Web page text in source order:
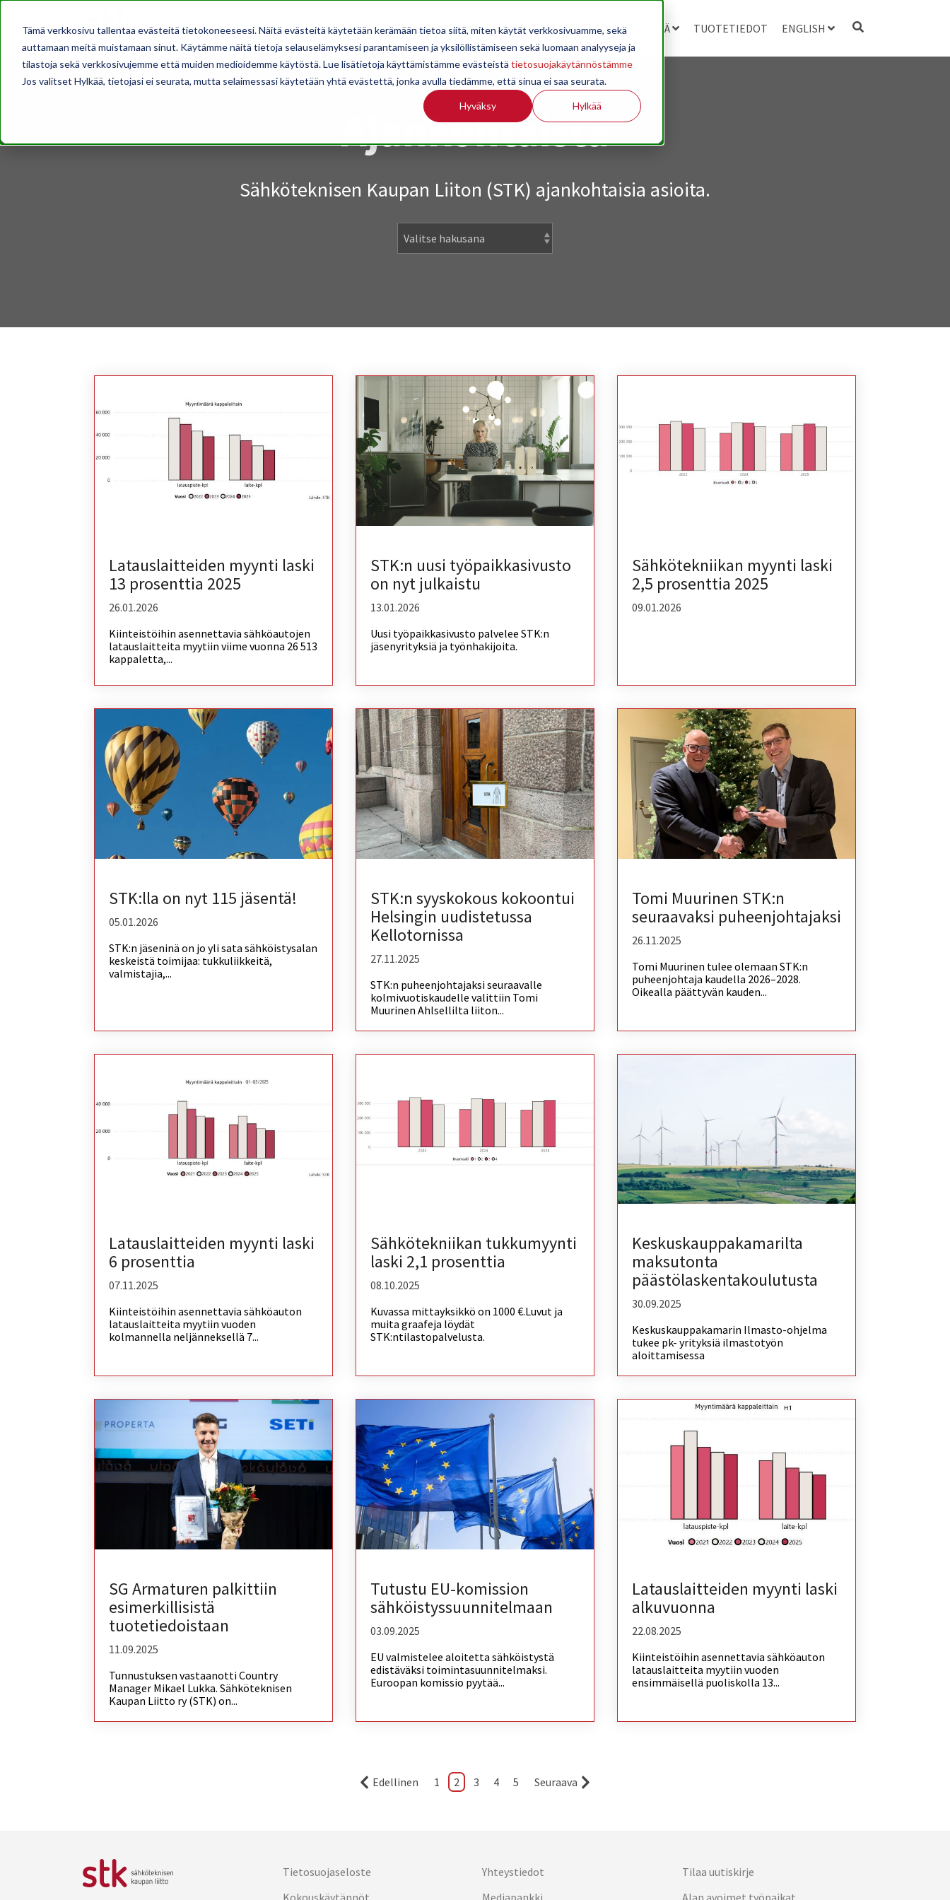
Tämä verkkosivu tallentaa evästeitä tietokoneeseesi. Näitä evästeitä käytetään kerämään tietoa siitä, miten käytät verkkosivuamme, sekä
auttamaan meitä muistamaan sinut. Käytämme näitä tietoja selauselämyksesi parantamiseen ja yksilöllistämiseen sekä luomaan analyyseja ja
tilastoja sekä verkkosivujemme että muiden medioidemme käytöstä. Lue lisätietoja käyttämistämme evästeistä tietosuojakäytännöstämme
Jos valitset Hylkää, tietojasi ei seurata, mutta selaimessasi käytetään yhtä evästettä, jonka avulla tiedämme, että sinua ei saa seurata.
Hyväksy Hylkää
AJANKOHTAISTA OPPILAITOKSILLE JÄSENYYS TILASTOINTI TIETOA MEISTÄ TUOTETIEDOT ENGLISH
Ajankohtaista
Sähköteknisen Kaupan Liiton (STK) ajankohtaisia asioita.
Latauslaitteiden myynti laski
13 prosenttia 2025
26.01.2026
Kiinteistöihin asennettavia sähköautojen
latauslaitteita myytiin viime vuonna 26 513
kappaletta,...
STK:n uusi työpaikkasivusto
on nyt julkaistu
13.01.2026
Uusi työpaikkasivusto palvelee STK:n
jäsenyrityksiä ja työnhakijoita.
Sähkötekniikan myynti laski
2,5 prosenttia 2025
09.01.2026
STK:lla on nyt 115 jäsentä!
05.01.2026
STK:n jäseninä on jo yli sata sähköistysalan
keskeistä toimijaa: tukkuliikkeitä,
valmistajia,...
STK:n syyskokous kokoontui
Helsingin uudistetussa
Kellotornissa
27.11.2025
STK:n puheenjohtajaksi seuraavalle
kolmivuotiskaudelle valittiin Tomi
Muurinen Ahlsellilta liiton...
Tomi Muurinen STK:n
seuraavaksi puheenjohtajaksi
26.11.2025
Tomi Muurinen tulee olemaan STK:n
puheenjohtaja kaudella 2026–2028.
Oikealla päättyvän kauden...
Latauslaitteiden myynti laski
6 prosenttia
07.11.2025
Kiinteistöihin asennettavia sähköauton
latauslaitteita myytiin vuoden
kolmannella neljänneksellä 7...
Sähkötekniikan tukkumyynti
laski 2,1 prosenttia
08.10.2025
Kuvassa mittayksikkö on 1000 €.Luvut ja
muita graafeja löydät
STK:ntilastopalvelusta.
Keskuskauppakamarilta
maksutonta
päästölaskentakoulutusta
30.09.2025
Keskuskauppakamarin Ilmasto-ohjelma
tukee pk- yrityksiä ilmastotyön
aloittamisessa
SG Armaturen palkittiin
esimerkillisistä
tuotetiedoistaan
11.09.2025
Tunnustuksen vastaanotti Country
Manager Mikael Lukka. Sähköteknisen
Kaupan Liitto ry (STK) on...
Tutustu EU-komission
sähköistyssuunnitelmaan
03.09.2025
EU valmistelee aloitetta sähköistystä
edistäväksi toimintasuunnitelmaksi.
Euroopan komissio pyytää...
Latauslaitteiden myynti laski
alkuvuonna
22.08.2025
Kiinteistöihin asennettavia sähköauton
latauslaitteita myytiin vuoden
ensimmäisellä puoliskolla 13...
Edellinen 1 2 3 4 5 Seuraava
Tietosuojaseloste
Yhteystiedot
Tilaa uutiskirje